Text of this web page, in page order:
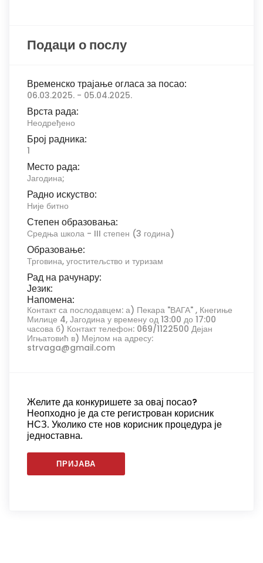
Подаци о послу
Временско трајање огласа за посао:
06.03.2025. - 05.04.2025.
Врста рада:
Неодређено
Број радника:
1
Место рада:
Јагодина;
Радно искуство:
Није битно
Степен образовања:
Средња школа - III степен (3 година)
Образовање:
Трговина, угоститељство и туризам
Рад на рачунару:
Језик:
Напомена:
Контакт са послодавцем: а) Пекара "ВАГА" , Кнегиње
Милице 4, Јагодина у времену од 13:00 до 17:00
часова б) Контакт телефон: 069/1122500 Дејан
Игњатовић в) Мејлом на адресу:
strvaga@gmail.com
Желите да конкуришете за овај посао?
Неопходно је да сте регистрован корисник
НСЗ. Уколико сте нов корисник процедура је
једноставна.
ПРИЈАВА